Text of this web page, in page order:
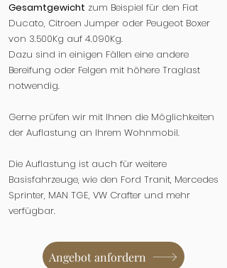
Gesamtgewicht zum Beispiel für den Fiat
Ducato, Citroen Jumper oder Peugeot Boxer
von 3.500Kg auf 4.090Kg.
Dazu sind in einigen Fällen eine andere
Bereifung oder Felgen mit höhere Traglast
notwendig.
Gerne prüfen wir mit Ihnen die Möglichkeiten
der Auflastung an Ihrem Wohnmobil.
Die Auflastung ist auch für weitere
Basisfahrzeuge, wie den Ford Tranit, Mercedes
Sprinter, MAN TGE, VW Crafter und mehr
verfügbar.
Angebot anfordern